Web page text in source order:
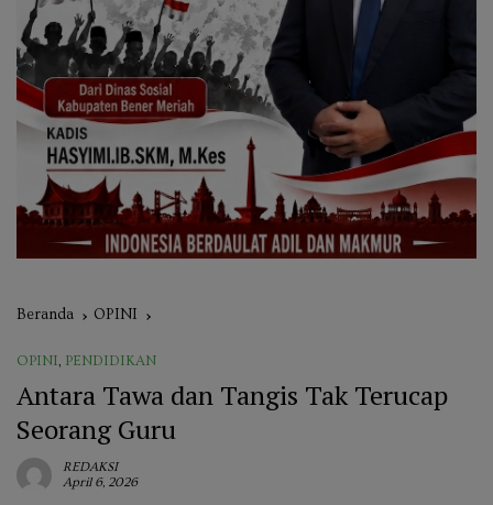
Beranda OPINI
OPINI, PENDIDIKAN
Antara Tawa dan Tangis Tak Terucap
Seorang Guru
REDAKSI
April 6, 2026